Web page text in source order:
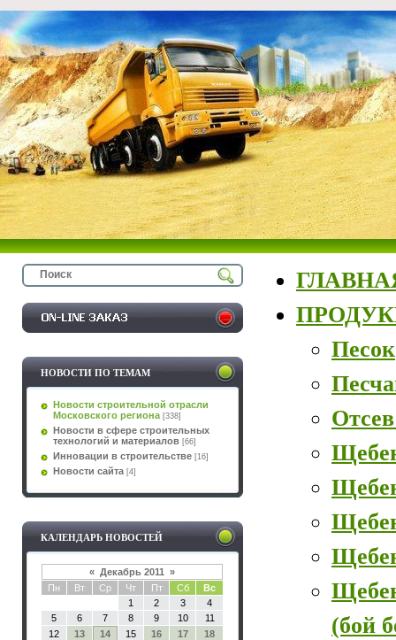
НОВОСТИ ПО ТЕМАМ
Новости строительной отрасли
Московского региона [338]
Новости в сфере строительных
технологий и материалов [66]
Инновации в строительстве [16]
Новости сайта [4]
КАЛЕНДАРЬ НОВОСТЕЙ
« Декабрь 2011 »
Пн
Вт Ср Чт Пт Сб
Вс
1
2 3
4
5
6 7 8 9 10
11
12
13 14 15 16 17
18
Песок
(бой